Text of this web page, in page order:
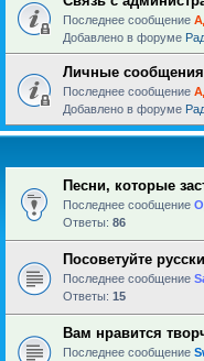
Последнее сообщение
Добавлено в форуме
Личные
Последнее сообщение
Добавлено в форуме
Песни, которые
Последнее сообщение
Ответы: 86
Посоветуйте
Последнее сообщение
Ответы: 15
Вам нравится
Последнее сообщение